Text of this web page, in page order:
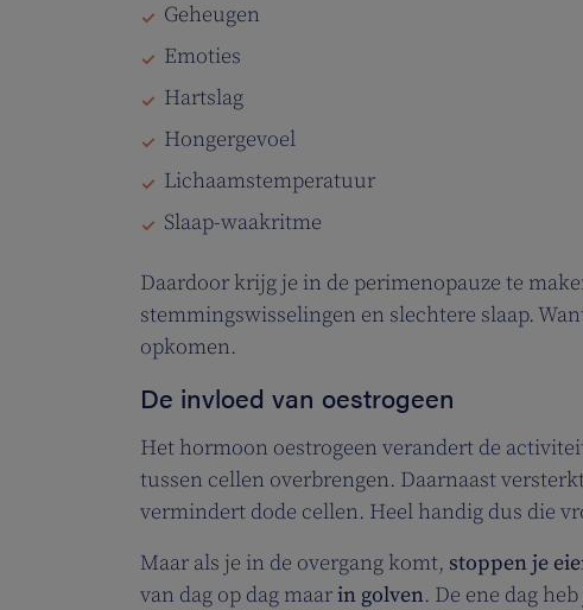
Geheugen
Emoties
Hartslag
Hongergevoel
Lichaamstemperatuur
Slaap-waakritme
Daardoor krijg je in de perimenopauze te
stemmingswisselingen en slechtere slaap.
opkomen.
De invloed van oestrogeen
Het hormoon oestrogeen verandert de
tussen cellen overbrengen. Daarnaast
vermindert dode cellen. Heel handig dus die
Maar als je in de overgang komt, stoppen je
van dag op dag maarin golven. De ene dag